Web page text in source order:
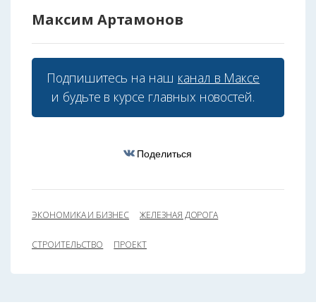
Максим Артамонов
Подпишитесь на наш канал в Максе
и будьте в курсе главных новостей.
Поделиться
ЭКОНОМИКА И БИЗНЕС ЖЕЛЕЗНАЯ ДОРОГА
СТРОИТЕЛЬСТВО ПРОЕКТ